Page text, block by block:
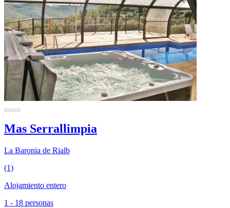
Mas Serrallimpia
La Baronia de Rialb
(1)
Alojamiento entero
1 - 18 personas